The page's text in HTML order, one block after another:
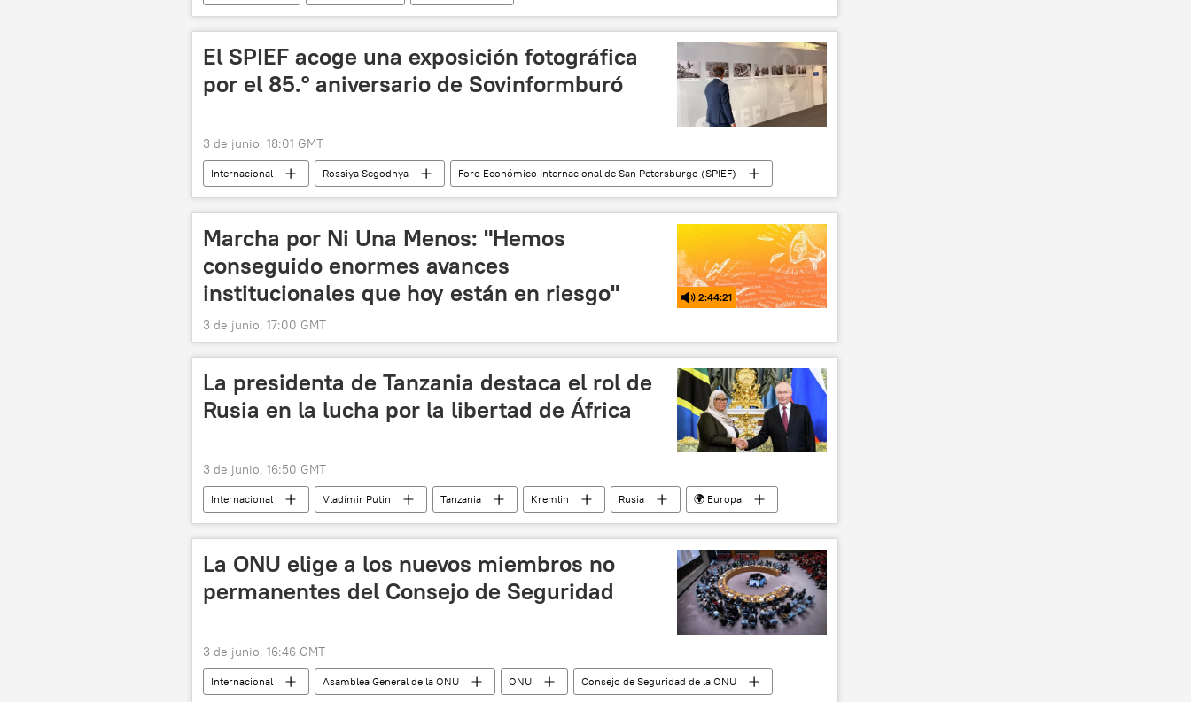
El SPIEF acoge una exposición fotográfica
por el 85.º aniversario de Sovinformburó
3 de junio, 18:01 GMT
Internacional Rossiya Segodnya
Foro Económico Internacional de San Petersburgo (SPIEF)
San Petersburgo
Rusia Segunda Guerra Mundial
Marcha por Ni Una Menos: "Hemos
conseguido enormes avances
institucionales que hoy están en riesgo"
2:44:21
3 de junio, 17:00 GMT
La presidenta de Tanzania destaca el rol de
Rusia en la lucha por la libertad de África
3 de junio, 16:50 GMT
Internacional Vladímir Putin Tanzania Kremlin Rusia
🌍 Europa
Foro Económico Internacional de San Petersburgo (SPIEF)
La ONU elige a los nuevos miembros no
permanentes del Consejo de Seguridad
3 de junio, 16:46 GMT
Internacional Asamblea General de la ONU ONU Consejo de Seguridad de la ONU